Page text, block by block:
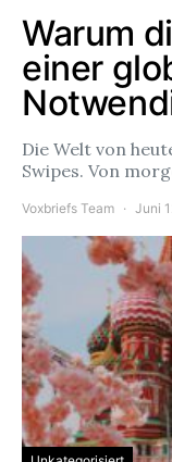
Warum
einer
Die Welt von
Swipes. Von
Voxbriefs Team Juni